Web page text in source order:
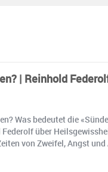
| Reinhold
Was bedeutet die
über
von Zweifel, Angst